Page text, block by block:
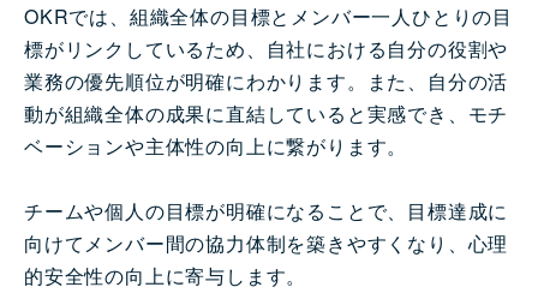
OKRでは、組織全体の目標とメンバー一人ひとりの目
標がリンクしているため、自社における自分の役割や
業務の優先順位が明確にわかります。また、自分の活
動が組織全体の成果に直結していると実感でき、モチ
ベーションや主体性の向上に繋がります。
チームや個人の目標が明確になることで、目標達成に
向けてメンバー間の協力体制を築きやすくなり、心理
的安全性の向上に寄与します。